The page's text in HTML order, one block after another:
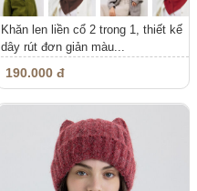
Khăn len liền cổ 2 trong 1, thiết kế
dây rút đơn giản màu...
190.000 đ